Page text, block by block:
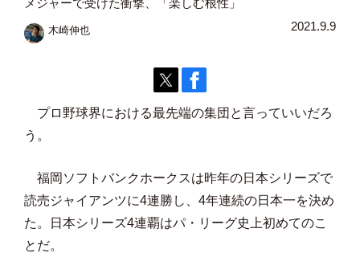
メジャーで受けた衝撃、「楽しむ根性」
木崎伸也 2021.9.9
プロ野球界における最先端の集団と言っていいだろ
う。
福岡ソフトバンクホークスは昨年の日本シリーズで
読売ジャイアンツに4連勝し、4年連続の日本一を決め
た。日本シリーズ4連覇はパ・リーグ史上初めてのこ
とだ。